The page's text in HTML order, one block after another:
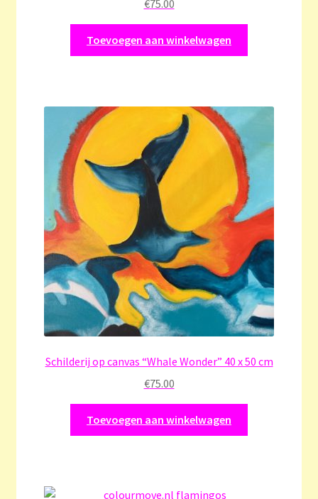
€75.00
Toevoegen aan winkelwagen
Schilderij op canvas “Whale Wonder” 40 x 50 cm
€75.00
Toevoegen aan winkelwagen